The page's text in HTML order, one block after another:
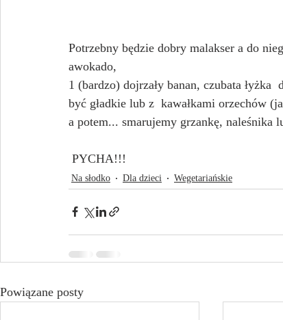
Potrzebny będzie dobry malakser a do
awokado,
1 (bardzo) dojrzały banan, czubata łyżka
być gładkie lub z  kawałkami orzechów
a potem... smarujemy grzankę, naleśnika
PYCHA!!!
Na słodko Dla dzieci Wegetariańskie
Powiązane posty